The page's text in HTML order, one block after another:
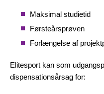
Maksimal studietid
Førsteårsprøven
Forlængelse af
Elitesport kan som
dispensationsårsag for: